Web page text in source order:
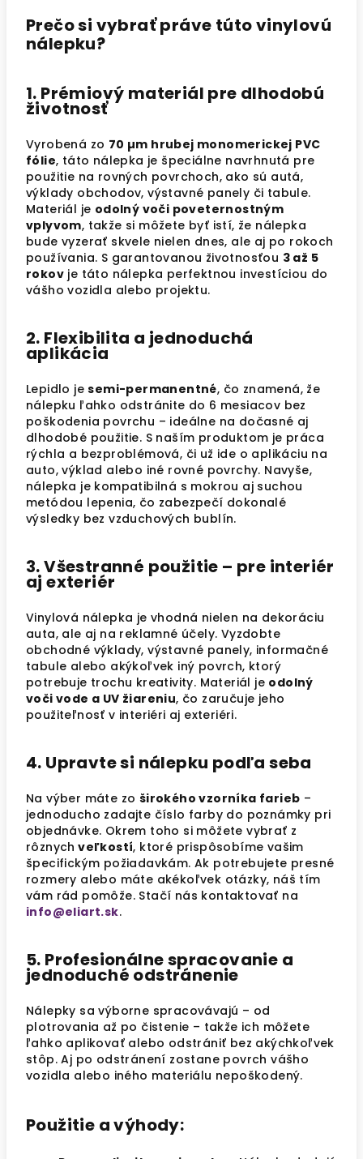
Prečo si vybrať práve túto vinylovú
nálepku?
1. Prémiový materiál pre dlhodobú
životnosť
Vyrobená zo 70 µm hrubej monomerickej PVC
fólie, táto nálepka je špeciálne navrhnutá pre
použitie na rovných povrchoch, ako sú autá,
výklady obchodov, výstavné panely či tabule.
Materiál je odolný voči poveternostným
vplyvom, takže si môžete byť istí, že nálepka
bude vyzerať skvele nielen dnes, ale aj po rokoch
používania. S garantovanou životnosťou 3 až 5
rokov je táto nálepka perfektnou investíciou do
vášho vozidla alebo projektu.
2. Flexibilita a jednoduchá
aplikácia
Lepidlo jesemi-permanentné, čo znamená, že
nálepku ľahko odstránite do 6 mesiacov bez
poškodenia povrchu – ideálne na dočasné aj
dlhodobé použitie. S naším produktom je práca
rýchla a bezproblémová, či už ide o aplikáciu na
auto, výklad alebo iné rovné povrchy. Navyše,
nálepka je kompatibilná s mokrou aj suchou
metódou lepenia, čo zabezpečí dokonalé
výsledky bez vzduchových bublín.
3. Všestranné použitie – pre interiér
aj exteriér
Vinylová nálepka je vhodná nielen na dekoráciu
auta, ale aj na reklamné účely. Vyzdobte
obchodné výklady, výstavné panely, informačné
tabule alebo akýkoľvek iný povrch, ktorý
potrebuje trochu kreativity. Materiál je odolný
voči vode a UV žiareniu, čo zaručuje jeho
použiteľnosť v interiéri aj exteriéri.
4. Upravte si nálepku podľa seba
Na výber máte zo širokého vzorníka farieb –
jednoducho zadajte číslo farby do poznámky pri
objednávke. Okrem toho si môžete vybrať z
rôznych veľkostí, ktoré prispôsobíme vašim
špecifickým požiadavkám. Ak potrebujete presné
rozmery alebo máte akékoľvek otázky, náš tím
vám rád pomôže. Stačí nás kontaktovať na
info@eliart.sk.
5. Profesionálne spracovanie a
jednoduché odstránenie
Nálepky sa výborne spracovávajú – od
plotrovania až po čistenie – takže ich môžete
ľahko aplikovať alebo odstrániť bez akýchkoľvek
stôp. Aj po odstránení zostane povrch vášho
vozidla alebo iného materiálu nepoškodený.
Použitie a výhody: